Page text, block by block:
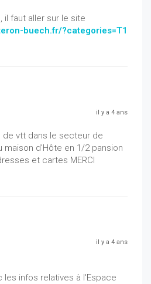
il faut aller sur le site
buech.fr/?categories=T1
il y a 4 ans
de vtt dans le secteur de
d’Hôte en 1/2 pansion
et cartes MERCI
il y a 4 ans
les infos relatives à l'Espace